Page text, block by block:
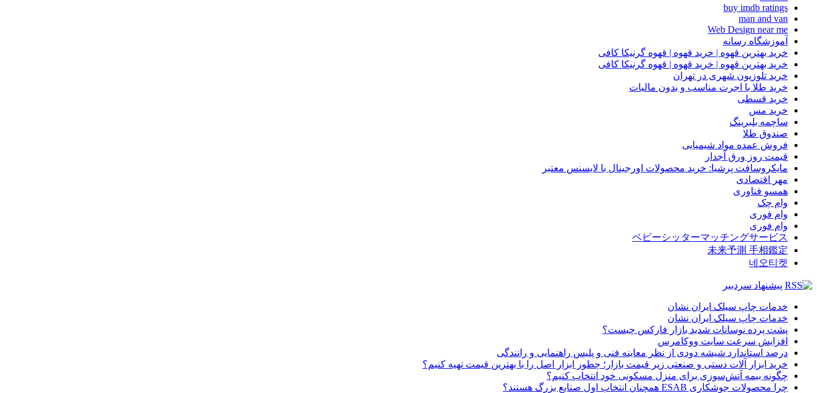
buy imdb ratings
man and van
Web Design near me
آموزشگاه رسانه
خرید بهترین قهوه | خرید قهوه | قهوه گرنیکا کافی
خرید بهترین قهوه | خرید قهوه | قهوه گرنیکا کافی
خرید تلوزیون شهری در تهران
خرید طلا با اجرت مناسب و بدون مالیات
خرید قسطی
خرید مس
ساچمه بلبرینگ
صندوق طلا
فروش عمده مواد شیمیایی
قیمت روز ورق آجدار
مایکروسافت پرشیا: خرید محصولات اورجینال با لایسنس معتبر
مهر اقتصادی
همسو فناوری
وام چک
وام فوری
وام فوری
ベビーシッターマッチングサービス
未来予測 手相鑑定
네오티켓
پیشنهاد سردبیر
خدمات چاپ سیلک ایران نشان
خدمات چاپ سیلک ایران نشان
پشت پرده نوسانات شدید بازار فارکس چیست؟
افزایش سرعت سایت ووکامرس
درصد استاندارد شیشه دودی از نظر معاینه فنی و پلیس راهنمایی و رانندگی
خرید ابزار آلات دستی و صنعتی زیر قیمت بازار؛ چطور ابزار اصل را با بهترین قیمت تهیه کنیم؟
چگونه بیمه آتش‌سوزی برای منزل مسکونی خود انتخاب کنیم؟
چرا محصولات جوشکاری ESAB همچنان انتخاب اول صنایع بزرگ هستند؟